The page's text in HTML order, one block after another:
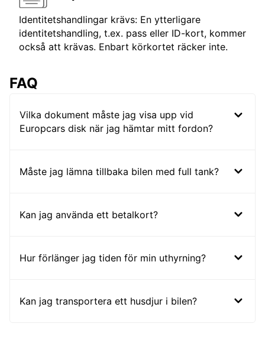
Identitetshandlingar krävs: En ytterligare
identitetshandling, t.ex. pass eller ID-kort, kommer
också att krävas. Enbart körkortet räcker inte.
FAQ
Vilka dokument måste jag visa upp vid
Europcars disk när jag hämtar mitt fordon?
Måste jag lämna tillbaka bilen med full tank?
Kan jag använda ett betalkort?
Hur förlänger jag tiden för min uthyrning?
Kan jag transportera ett husdjur i bilen?